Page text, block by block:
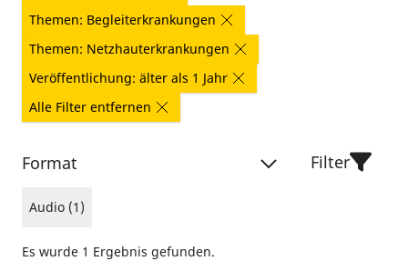
Themen: Begleiterkrankungen
Themen: Netzhauterkrankungen
Veröffentlichung: älter als 1 Jahr
Alle Filter entfernen
Format
Audio (1)
Filter
Es wurde 1 Ergebnis gefunden.